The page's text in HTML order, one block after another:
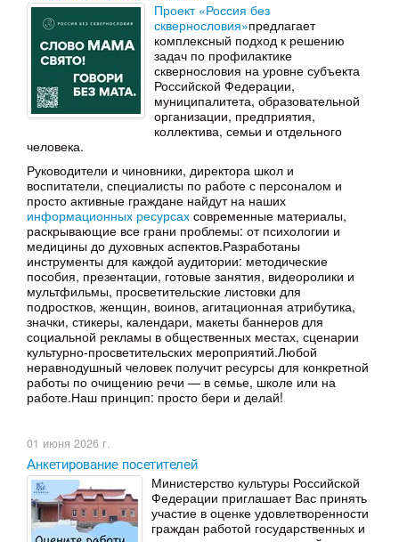
Проект «Россия без
сквернословия»предлагает
комплексный подход к решению
задач по профилактике
сквернословия на уровне субъекта
Российской Федерации,
муниципалитета, образовательной
организации, предприятия,
коллектива, семьи и отдельного
человека.
Руководители и чиновники, директора школ и
воспитатели, специалисты по работе с персоналом и
просто активные граждане найдут на наших
информационных ресурсах современные материалы,
раскрывающие все грани проблемы: от психологии и
медицины до духовных аспектов.Разработаны
инструменты для каждой аудитории: методические
пособия, презентации, готовые занятия, видеоролики и
мультфильмы, просветительские листовки для
подростков, женщин, воинов, агитационная атрибутика,
значки, стикеры, календари, макеты баннеров для
социальной рекламы в общественных местах, сценарии
культурно-просветительских мероприятий.Любой
неравнодушный человек получит ресурсы для конкретной
работы по очищению речи — в семье, школе или на
работе.Наш принцип: просто бери и делай!
01 июня 2026 г.
Анкетирование посетителей
Министерство культуры Российской
Федерации приглашает Вас принять
участие в оценке удовлетворенности
граждан работой государственных и